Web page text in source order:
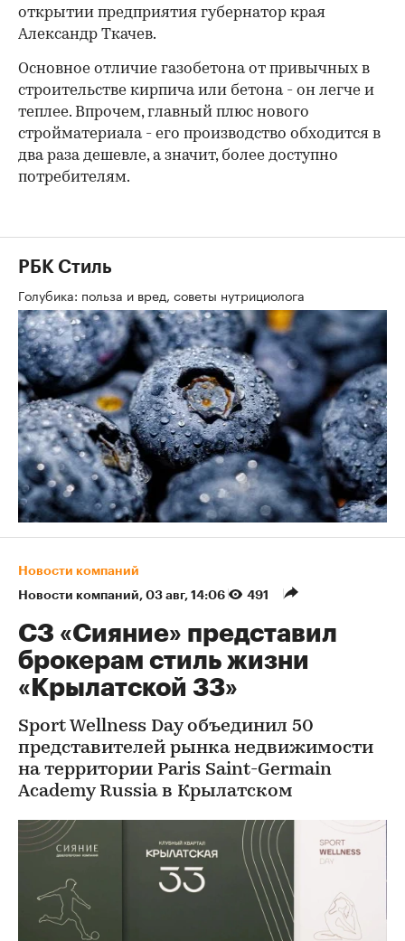
00:00 / 00:00
открытии предприятия губернатор края
Александр Ткачев.
Основное отличие газобетона от привычных в
строительстве кирпича или бетона - он легче и
теплее. Впрочем, главный плюс нового
стройматериала - его производство обходится в
два раза дешевле, а значит, более доступно
потребителям.
РБК Стиль
Голубика: польза и вред, советы нутрициолога
Новости компаний
Новости компаний⁠, 03 авг, 14:06 491
СЗ «Сияние» представил
брокерам стиль жизни
«Крылатской 33»
Sport Wellness Day объединил 50
представителей рынка недвижимости
на территории Paris Saint-Germain
Academy Russia в Крылатском